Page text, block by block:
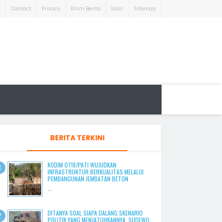
Contact Privacy Kirim Berita Iklan Sitemap
BERITA TERKINI
KODIM 0718/PATI WUJUDKAN
INFRASTRUKTUR BERKUALITAS MELALUI
PEMBANGUNAN JEMBATAN BETON
DITANYA SOAL SIAPA DALANG SKENARIO
POLITIK YANG MENJATUHKANNYA, SUDEWO: